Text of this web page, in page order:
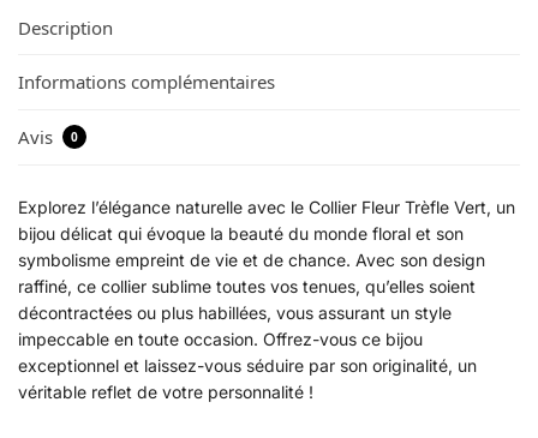
Description
Informations complémentaires
Avis 0
Explorez l’élégance naturelle avec le Collier Fleur Trèfle Vert, un
bijou délicat qui évoque la beauté du monde floral et son
symbolisme empreint de vie et de chance. Avec son design
raffiné, ce collier sublime toutes vos tenues, qu’elles soient
décontractées ou plus habillées, vous assurant un style
impeccable en toute occasion. Offrez-vous ce bijou
exceptionnel et laissez-vous séduire par son originalité, un
véritable reflet de votre personnalité !